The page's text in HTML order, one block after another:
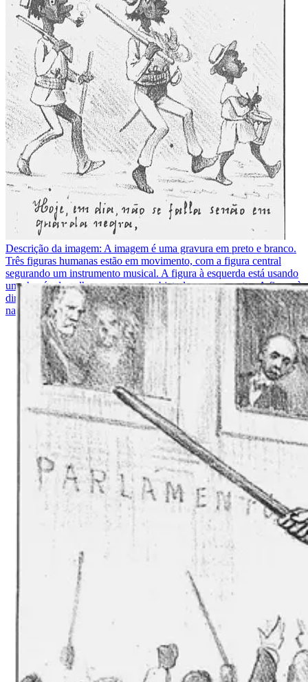
Descrição da imagem: A imagem é uma gravura em preto e branco.
Três figuras humanas estão em movimento, com a figura central
segurando um instrumento musical. A figura à esquerda está usando
um chapéu de palha e carrega um objeto longo nas costas. A figura à
direita também usa um chapéu de palha e segura um tambor. O texto
na imagem lê: "Hoje, em dia, não se fala senão em guarda negra."